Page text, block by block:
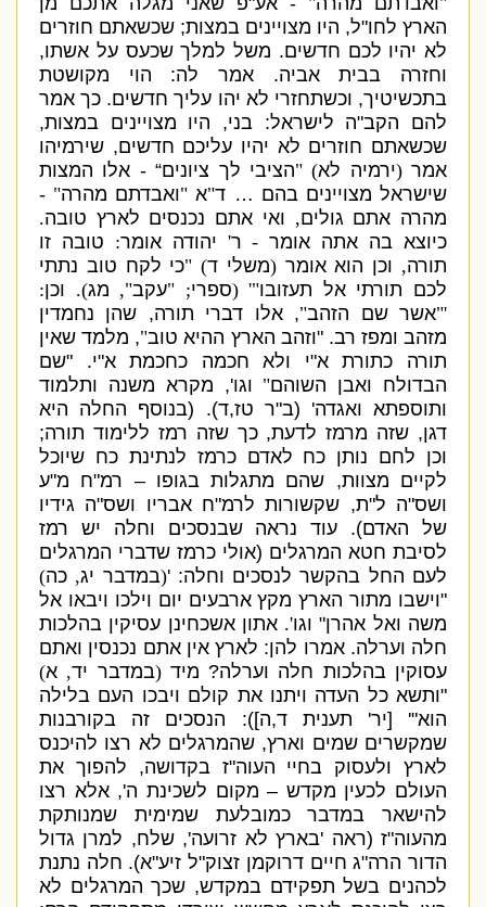
הארץ לחו"ל,היו מצויינים במצות;שכשאתם חוזרים
לא יהיו לכם חדשים.משל למלך שכעס על אשתו,
וחזרה בבית אביה. אמר לה:
הוי מקושטת
בתכשיטיך,וכשתחזרי לא יהו עליך חדשים.כך אמר
להם הקב"ה לישראל:בני,היו מצויינים במצות,
שכשאתם חוזרים לא יהיו עליכם חדשים,שירמיהו
אמר(ירמיה לא) " הציבי לך ציונים“- אלו המצות
שישראל מצויינים בהם …ד "א"ואבדתם מהרה"
-
מהרה אתם גולים,ואי אתם נכנסים לארץ טובה.
כיוצא בה אתה אומר-ר 'יהודה אומר:טובה זו
תורה,וכן הוא אומר(משלי ד ) "כי לקח טוב נתתי
לכם תורתי אל תעזובו"' ( ספרי; " עקב",מג).וכן:
אשר שם הזהב"
,אלו דברי תורה,שהן נחמדין
מזהב ומפז רב. "וזהב הארץ ההיא טוב"
,מלמד שאין
תורה כתורת א "י ולא חכמה כחכמת א "י. "
שם
הבדולח ואבן השוהם"וגו',מקרא משנה ותלמוד
ותוספתא ואגדה' ( ב"ר טז,ד). (
בנוסף החלה היא
דגן,שזה מרמז לדעת,כך שזה רמז ללימוד תורה;
וכן לחם נותן כח לאדם כרמז לנתינת כח שיוכל
לקיים מצוות,שהם מתגלות בגופו – רמ"ח מ "ע
ושס"ה ל "ת,שקשורות לרמ"ח אבריו ושס"ה גידיו
של האדם).עוד נראה שבנסכים וחלה יש רמז
לסיבת חטא המרגלים(אולי כרמז שדברי המרגלים
לעם החל בהקשר לנסכים וחלה: '
( במדבר יג ,כה)
וישבו מתור הארץ מקץ ארבעים יום וילכו ויבאו אל
משה ואל אהרן"וגו'.אתון אשכחינן עסיקין בהלכות
חלה וערלה.אמרו להן:לארץ אין אתם נכנסין ואתם
עסוקין בהלכות חלה וערלה?מיד(במדבר יד ,א )
ותשא כל העדה ויתנו את קולם ויבכו העם בלילה
הוא"' [ יר' תענית ד ,ה]): הנסכים זה בקורבנות
שמקשרים שמים וארץ,שהמרגלים לא רצו להיכנס
לארץ ולעסוק בחיי העוה"ז בקדושה,להפוך את
העולם לכעין מ קדש – מקום לשכינת ה ',אלא רצו
להישאר במדבר כמובלעת שמימית שמנותקת
מהעוה"ז(ראה'בארץ לא זרועה',שלח,למרן גדול
הדור הרה"ג חיים דרוקמן זצוק"ל זיע"א).חלה נתנת
לכהנים בשל תפקידם במקדש,שכך המרגלים לא